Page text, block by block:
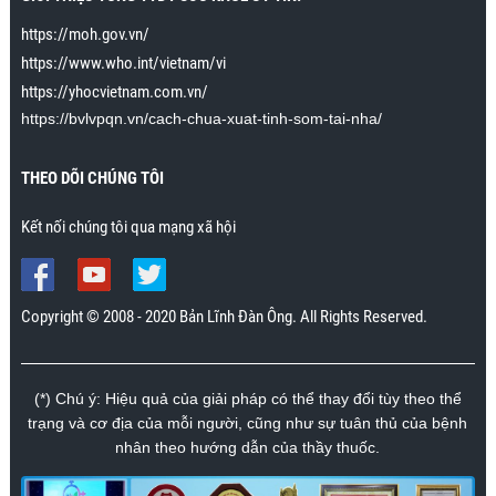
được tới 15 phút lên đỉnh liên tiếp, nhưng có thể kéo
dài tới khoảng 30 giây. Trước đây cô ấy lên đỉnh chỉ
kéo dài trong vài giây. Cảm ơn chương trình rất
nhiều.”
https://moh.gov.vn/
https://www.who.int/vietnam/vi
https://yhocvietnam.com.vn/
https://bvlvpqn.vn/cach-chua-xuat-tinh-som-tai-nha/
THEO DÕI CHÚNG TÔI
Kết nối chúng tôi qua mạng xã hội
Copyright © 2008 - 2020 Bản Lĩnh Đàn Ông. All Rights Reserved.
(*) Chú ý: Hiệu quả của giải pháp có thể thay đổi tùy theo thể
trạng và cơ địa của mỗi người, cũng như sự tuân thủ của bệnh
nhân theo hướng dẫn của thầy thuốc.